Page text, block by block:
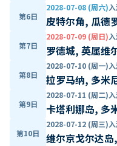
第6日
2028-07-08 (周六)
皮特尔角, 瓜德
第7日
2028-07-09 (周日)
罗德城, 英属维
第8日
2028-07-10 (周一)
拉罗马纳, 多米
第9日
2028-07-11 (周二)
卡塔利娜岛, 多
第10日
2028-07-12 (周三)
维尔京戈尔达